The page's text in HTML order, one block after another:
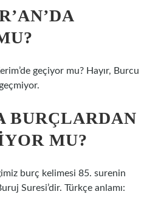
geçiyor mu? Hayır, Burcu
BURÇLARDAN
MU?
burç kelimesi 85. surenin
Suresi’dir. Türkçe anlamı: